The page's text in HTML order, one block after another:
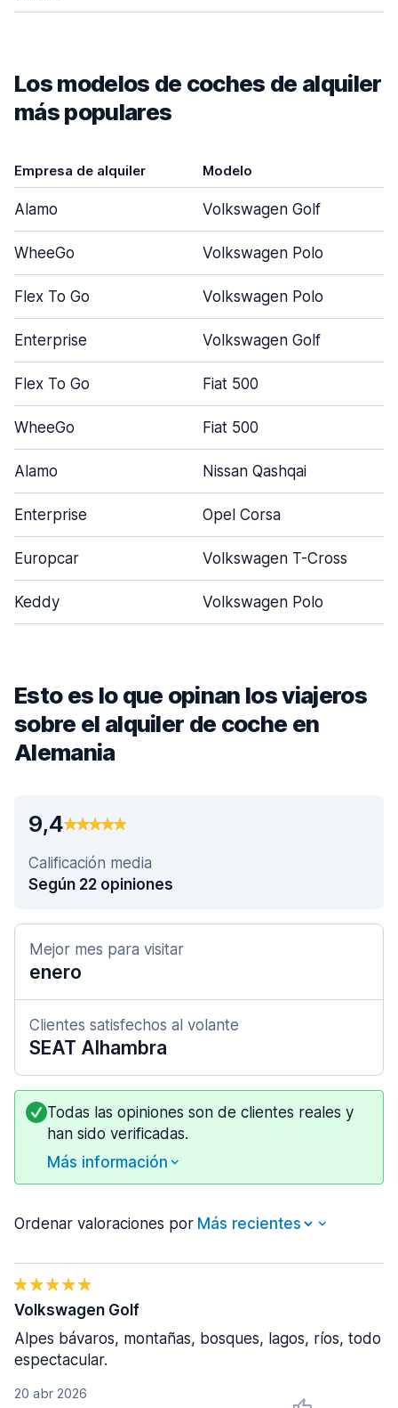
Los modelos de coches de alquiler
más populares
Empresa de alquiler Modelo
Alamo Volkswagen Golf
WheeGo Volkswagen Polo
Flex To Go Volkswagen Polo
Enterprise Volkswagen Golf
Flex To Go Fiat 500
WheeGo Fiat 500
Alamo Nissan Qashqai
Enterprise Opel Corsa
Europcar Volkswagen T-Cross
Keddy Volkswagen Polo
Esto es lo que opinan los viajeros
sobre el alquiler de coche en
Alemania
9,4
Calificación media
Según 22 opiniones
Mejor mes para visitar
enero
Clientes satisfechos al volante
SEAT Alhambra
Todas las opiniones son de clientes reales y
han sido verificadas.
Más información
Ordenar valoraciones por
20 abr 2026
Volkswagen Golf
Alpes bávaros, montañas, bosques, lagos, ríos, todo
espectacular.